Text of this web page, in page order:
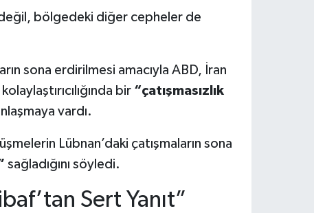
bölgedeki diğer cepheler de
sona erdirilmesi amacıyla ABD, İran
bir “çatışmasızlık
vardı.
Lübnan’daki çatışmaların sona
sağladığını söyledi.
Sert Yanıt”